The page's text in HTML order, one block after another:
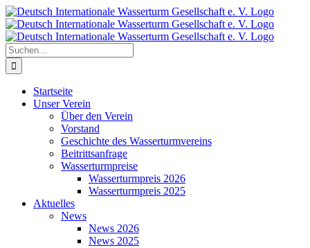
Zum
Inhalt
springen
Suche
nach:
Startseite
Unser Verein
Über den Verein
Vorstand
Geschichte des Wasserturmvereins
Beitrittsanfrage
Wasserturmpreise
Wasserturmpreis 2026
Wasserturmpreis 2025
Aktuelles
News
News 2026
News 2025